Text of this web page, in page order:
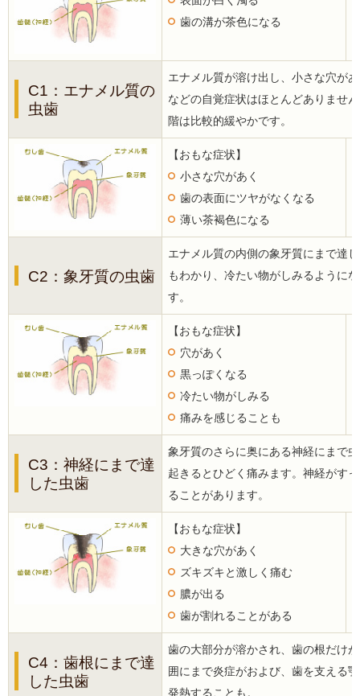
歯の溝が茶色になる
C1：エナメル質の
虫歯
エナメル質が溶け出し、小さな穴が
などの自覚症状はほとんどありませ
階は比較的緩やかです。
【おもな症状】
小さな穴があく
歯の表面にツヤがなくなる
薄い茶褐色になる
C2：象牙質の虫歯
エナメル質の内側の象牙質にまで達
もわかり、冷たい物がしみるように
す。
【おもな症状】
穴があく
黒っぽくなる
冷たい物がしみる
痛みを感じることも
C3：神経にまで達
した虫歯
象牙質のさらに奥にある神経にまで
起きるとひどく痛みます。神経がす
ることがあります。
【おもな症状】
大きな穴があく
ズキズキと激しく痛む
膿が出る
歯が割れることがある
C4：歯根にまで達
した虫歯
歯の大部分が溶かされ、歯の根だけ
囲にまで炎症がおよび、歯を支える
発熱することも。